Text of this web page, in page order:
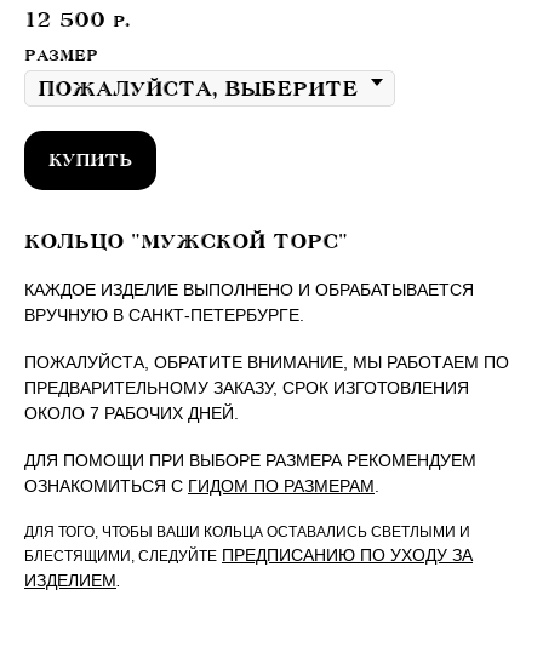
12 500 р.
РАЗМЕР
КУПИТЬ
КОЛЬЦО "МУЖСКОЙ ТОРС"
КАЖДОЕ ИЗДЕЛИЕ ВЫПОЛНЕНО И ОБРАБАТЫВАЕТСЯ
ВРУЧНУЮ В САНКТ-ПЕТЕРБУРГЕ.
ПОЖАЛУЙСТА, ОБРАТИТЕ ВНИМАНИЕ, МЫ РАБОТАЕМ ПО
ПРЕДВАРИТЕЛЬНОМУ ЗАКАЗУ, СРОК ИЗГОТОВЛЕНИЯ
ОКОЛО 7 РАБОЧИХ ДНЕЙ.
ДЛЯ ПОМОЩИ ПРИ ВЫБОРЕ РАЗМЕРА РЕКОМЕНДУЕМ
ОЗНАКОМИТЬСЯ С ГИДОМ ПО РАЗМЕРАМ.
ДЛЯ ТОГО, ЧТОБЫ ВАШИ КОЛЬЦА ОСТАВАЛИСЬ СВЕТЛЫМИ И
БЛЕСТЯЩИМИ, СЛЕДУЙТЕ ПРЕДПИСАНИЮ ПО УХОДУ ЗА
ИЗДЕЛИЕМ.